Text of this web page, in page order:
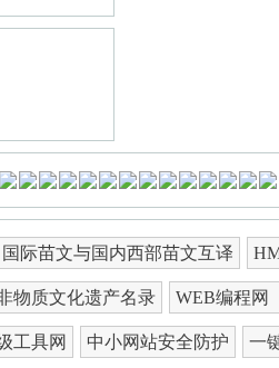
国际苗文与国内西部苗文互译
物质文化遗产名录 WEB编程网
工具网 中小网站安全防护 一